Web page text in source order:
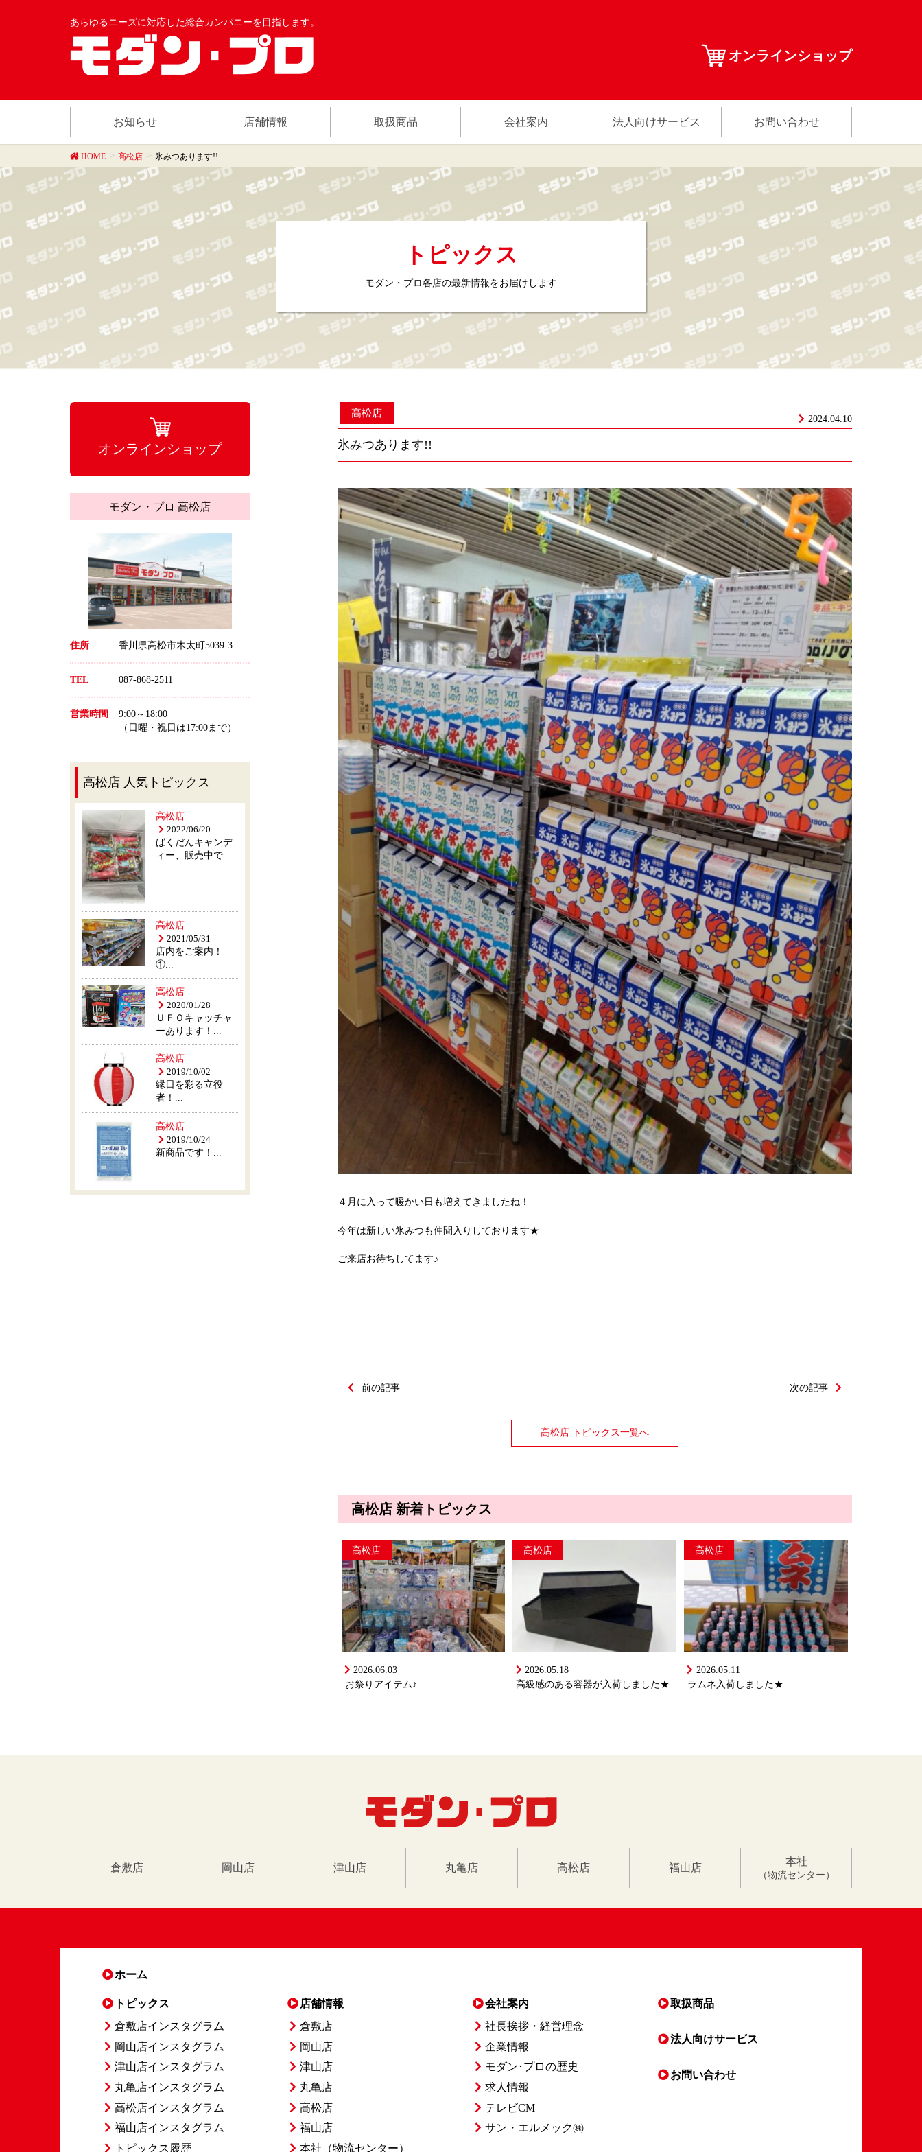
あらゆるニーズに対応した総合カンパニーを目指します。
オンラインショップ
お知らせ 店舗情報 取扱商品 会社案内 法人向けサービス お問い合わせ
HOME 高松店 氷みつあります!!
トピックス
モダン・プロ各店の最新情報をお届けします
2024.04.10
高松店
氷みつあります!!
４月に入って暖かい日も増えてきましたね！
今年は新しい氷みつも仲間入りしております★
ご来店お待ちしてます♪
前の記事 次の記事
高松店 トピックス一覧へ
高松店 新着トピックス
高松店
2026.06.03
お祭りアイテム♪
高松店
2026.05.18
高級感のある容器が入荷しました★
高松店
2026.05.11
ラムネ入荷しました★
オンラインショップ
モダン・プロ 高松店
住所 香川県高松市木太町5039-3
TEL 087-868-2511
営業時間
9:00～18:00
（日曜・祝日は17:00まで）
高松店 人気トピックス
高松店
2022/06/20
ばくだんキャンデ
ィー、販売中で...
高松店
2021/05/31
店内をご案内！
①...
高松店
2020/01/28
ＵＦＯキャッチャ
ーあります！...
高松店
2019/10/02
縁日を彩る立役
者！...
高松店
2019/10/24
新商品です！...
倉敷店 岡山店 津山店 丸亀店 高松店 福山店
本社
（物流センター）
ホーム
トピックス
倉敷店インスタグラム
岡山店インスタグラム
津山店インスタグラム
丸亀店インスタグラム
高松店インスタグラム
福山店インスタグラム
トピックス履歴
店舗情報
倉敷店
岡山店
津山店
丸亀店
高松店
福山店
本社 （物流センター）
会社案内
社長挨拶・経営理念
企業情報
モダン･プロの歴史
求人情報
テレビCM
サン・エルメック㈱
取扱商品
法人向けサービス
お問い合わせ